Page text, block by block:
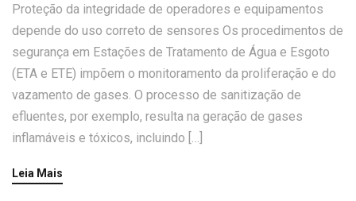
Proteção da integridade de operadores e equipamentos
depende do uso correto de sensores Os procedimentos de
segurança em Estações de Tratamento de Água e Esgoto
(ETA e ETE) impõem o monitoramento da proliferação e do
vazamento de gases. O processo de sanitização de
efluentes, por exemplo, resulta na geração de gases
inflamáveis ​​e tóxicos, incluindo […]
Leia Mais